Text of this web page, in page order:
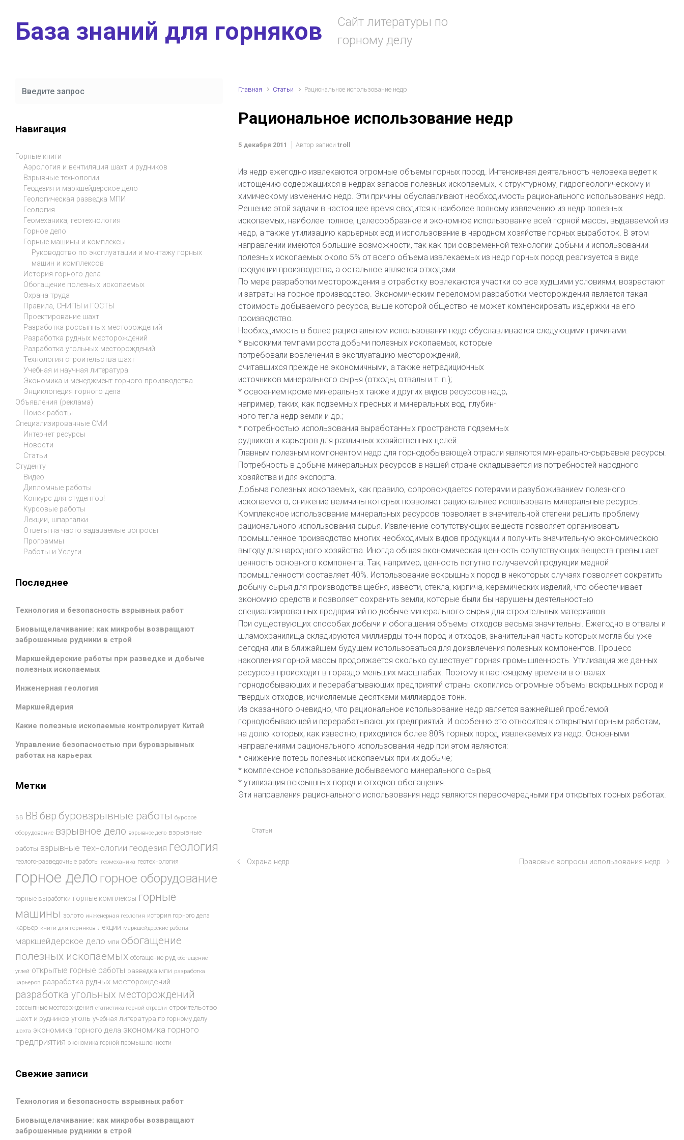
База знаний для горняков
Сайт литературы по
горному делу
Главная Статьи Рациональное использование недр
Рациональное использование недр
5 декабря 2011 Автор записи troll
Из недр ежегодно извлекаются огромные объемы горных пород. Интенсивная деятельность человека ведет к
истощению содержащихся в недрах запасов полезных ископаемых, к структурному, гидрогеологическому и
химическому изменению недр. Эти причины обуславливают необходимость рационального использования недр.
Решение этой задачи в настоящее время сводится к наиболее полному извлечению из недр полезных
ископаемых, наиболее полное, целесообразное и экономное использование всей горной массы, выдаваемой из
недр, а также утилизацию карьерных вод и использование в народном хозяйстве горных выработок. В этом
направлении имеются большие возможности, так как при современной технологии добычи и использовании
полезных ископаемых около 5% от всего объема извлекаемых из недр горных пород реализуется в виде
продукции производства, а остальное является отходами.
По мере разработки месторождения в отработку вовлекаются участки со все худшими условиями, возрастают
и затраты на горное производство. Экономическим переломом разработки месторождения является такая
стоимость добываемого ресурса, выше которой общество не может компенсировать издержки на его
производство.
Необходимость в более рациональном использовании недр обуславливается следующими причинами:
* высокими темпами роста добычи полезных ископаемых, которые
потребовали вовлечения в эксплуатацию месторождений,
считавшихся прежде не экономичными, а также нетрадиционных
источников минерального сырья (отходы, отвалы и т. п.);
* освоением кроме минеральных также и других видов ресурсов недр,
например, таких, как подземных пресных и минеральных вод, глубин-
ного тепла недр земли и др.;
* потребностью использования выработанных пространств подземных
рудников и карьеров для различных хозяйственных целей.
Главным полезным компонентом недр для горнодобывающей отрасли являются минерально-сырьевые ресурсы.
Потребность в добыче минеральных ресурсов в нашей стране складывается из потребностей народного
хозяйства и для экспорта.
Добыча полезных ископаемых, как правило, сопровождается потерями и разубоживанием полезного
ископаемого, снижение величины которых позволяет рациональнее использовать минеральные ресурсы.
Комплексное использование минеральных ресурсов позволяет в значительной степени решить проблему
рационального использования сырья. Извлечение сопутствующих веществ позволяет организовать
промышленное производство многих необходимых видов продукции и получить значительную экономическою
выгоду для народного хозяйства. Иногда общая экономическая ценность сопутствующих веществ превышает
ценность основного компонента. Так, например, ценность попутно получаемой продукции медной
промышленности составляет 40%. Использование вскрышных пород в некоторых случаях позволяет сократить
добычу сырья для производства щебня, извести, стекла, кирпича, керамических изделий, что обеспечивает
экономию средств и позволяет сохранить земли, которые были бы нарушены деятельностью
специализированных предприятий по добыче минерального сырья для строительных материалов.
При существующих способах добычи и обогащения объемы отходов весьма значительны. Ежегодно в отвалы и
шламохранилища складируются миллиарды тонн пород и отходов, значительная часть которых могла бы уже
сегодня или в ближайшем будущем использоваться для доизвлечения полезных компонентов. Процесс
накопления горной массы продолжается сколько существует горная промышленность. Утилизация же данных
ресурсов происходит в гораздо меньших масштабах. Поэтому к настоящему времени в отвалах
горнодобывающих и перерабатывающих предприятий страны скопились огромные объемы вскрышных пород и
твердых отходов, исчисляемые десятками миллиардов тонн.
Из сказанного очевидно, что рациональное использование недр является важнейшей проблемой
горнодобывающей и перерабатывающих предприятий. И особенно это относится к открытым горным работам,
на долю которых, как известно, приходится более 80% горных пород, извлекаемых из недр. Основными
направлениями рационального использования недр при этом являются:
* снижение потерь полезных ископаемых при их добыче;
* комплексное использование добываемого минерального сырья;
* утилизация вскрышных пород и отходов обогащения.
Эти направления рационального использования недр являются первоочередными при открытых горных работах.
Статьи
Охрана недр Правовые вопросы использования недр
Навигация
Горные книги
Аэрология и вентиляция шахт и рудников
Взрывные технологии
Геодезия и маркшейдерское дело
Геологическая разведка МПИ
Геология
Геомеханика, геотехнология
Горное дело
Горные машины и комплексы
Руководство по эксплуатации и монтажу горных
машин и комплексов
История горного дела
Обогащение полезных ископаемых
Охрана труда
Правила, СНИПЫ и ГОСТЫ
Проектирование шахт
Разработка россыпных месторождений
Разработка рудных месторождений
Разработка угольных месторождений
Технология строительства шахт
Учебная и научная литература
Экономика и менеджмент горного производства
Энциклопедия горного дела
Объявления (реклама)
Поиск работы
Специализированные СМИ
Интернет ресурсы
Новости
Статьи
Студенту
Видео
Дипломные работы
Конкурс для студентов!
Курсовые работы
Лекции, шпаргалки
Ответы на часто задаваемые вопросы
Программы
Работы и Услуги
Последнее
Технология и безопасность взрывных работ
Биовыщелачивание: как микробы возвращают
заброшенные рудники в строй
Маркшейдерские работы при разведке и добыче
полезных ископаемых
Инженерная геология
Маркшейдерия
Какие полезные ископаемые контролирует Китай
Управление безопасностью при буровзрывных
работах на карьерах
Метки
ВВ ВВ бвр буровзрывные работы буровое
оборудование взрывное дело взрывное дело взрывные
работы взрывные технологии геодезия геология
геолого-разведочные работы геомеханика геотехнология
горное дело горное оборудование
горные выработки горные комплексы горные
машины золото инженерная геология история горного дела
карьер книги для горняков лекции маркшейдерские работы
маркшейдерское дело мпи обогащение
полезных ископаемых обогащение руд обогащение
углей открытые горные работы разведка мпи разработка
карьеров разработка рудных месторождений
разработка угольных месторождений
россыпные месторождения статистика горной отрасли строительство
шахт и рудников уголь учебная литература по горному делу
шахта экономика горного дела экономика горного
предприятия экономика горной промышленности
Свежие записи
Технология и безопасность взрывных работ
Биовыщелачивание: как микробы возвращают
заброшенные рудники в строй